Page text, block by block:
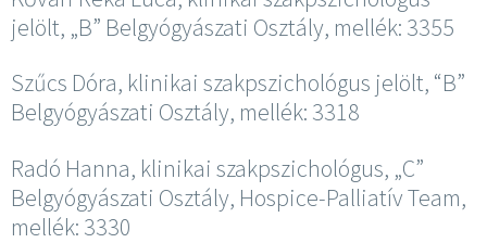
jelölt, „B” Belgyógyászati Osztály, mellék: 3355
Szűcs Dóra, klinikai szakpszichológus jelölt, “B”
Belgyógyászati Osztály, mellék: 3318
Radó Hanna, klinikai szakpszichológus, „C”
Belgyógyászati Osztály, Hospice-Palliatív Team,
mellék: 3330